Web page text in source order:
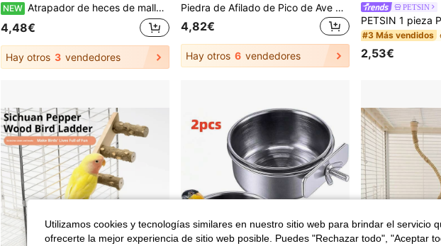
NEW Atrapador de heces de malla transpirable para ninfa, ropa de malla transpirable para loros, pañal de vuelo, chaqueta de lloro ajustable con broches, se puede combinar con correa, puntos de enganche, tirantes elásticos para los hombros, chaqueta para loros, chal para loros, abrigo para pájaros mascota, suministros para pájaros, ropa cómoda para pájaros pequeños, adecuado para agapornis, periquitos, ninfas y otros loros ornamentales pequeños a medianos, accesorios para mascotas, atuendo creativo para fiestas, ropa de cumpleaños para loros
4,48€
Hay otros 3 vendedores
Piedra de Afilado de Pico de Ave Juguete para Masticar, Percha de Calcio para Loro, Plataforma de Apoyo para Aves, Accesorios para Jaula, Adecuado para Periquitos, Cacatúas, Conures, Agapornis, Canarios
4,82€
Hay otros 6 vendedores
PETSIN
#3 Más vendidos
2,53€
Utilizamos cookies y tecnologías similares en nuestro sitio web para brindar el servicio
ofrecerte la mejor experiencia de sitio web posible. Puedes "Rechazar todo", "Aceptar